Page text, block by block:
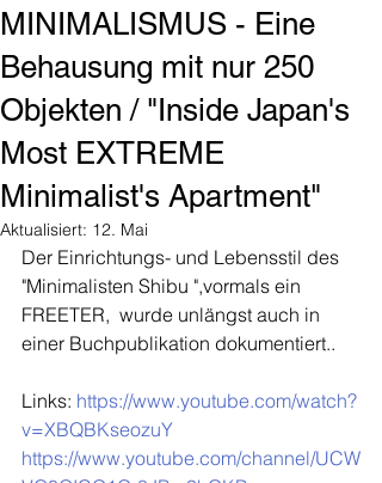
MINIMALISMUS - Eine
Behausung mit nur 250
Objekten / "Inside Japan's
Most EXTREME
Minimalist's Apartment"
Aktualisiert: 12. Mai
Der Einrichtungs- und Lebensstil des
"Minimalisten Shibu ",vormals ein
FREETER,  wurde unlängst auch in
einer Buchpublikation dokumentiert..
Links: https://www.youtube.com/watch?
v=XBQBKseozuY
https://www.youtube.com/channel/UCW